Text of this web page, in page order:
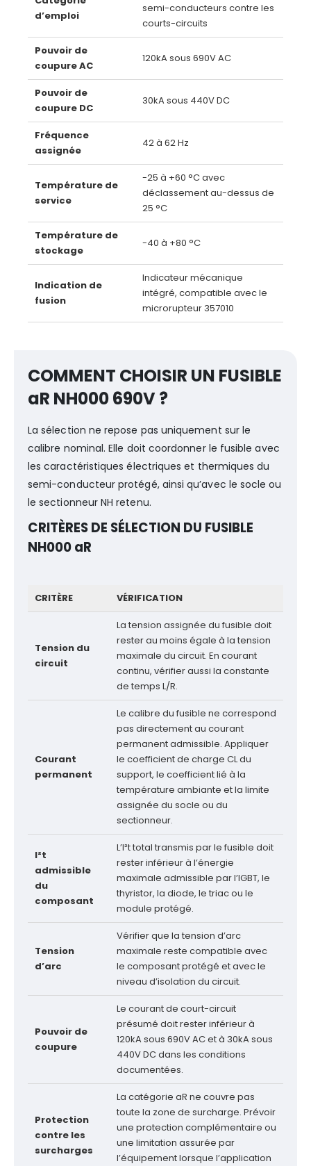
d’emploi
semi-conducteurs contre les
courts-circuits
Pouvoir de
coupure AC
120kA sous 690V AC
Pouvoir de
coupure DC
30kA sous 440V DC
Fréquence
assignée
42 à 62 Hz
Température de
service
-25 à +60 °C avec
déclassement au-dessus de
25 °C
Température de
stockage
-40 à +80 °C
Indication de
fusion
Indicateur mécanique
intégré, compatible avec le
microrupteur 357010
COMMENT CHOISIR UN FUSIBLE
aR NH000 690V ?
La sélection ne repose pas uniquement sur le
calibre nominal. Elle doit coordonner le fusible avec
les caractéristiques électriques et thermiques du
semi-conducteur protégé, ainsi qu’avec le socle ou
le sectionneur NH retenu.
CRITÈRES DE SÉLECTION DU FUSIBLE
NH000 aR
CRITÈRE VÉRIFICATION
Tension du
circuit
La tension assignée du fusible doit
rester au moins égale à la tension
maximale du circuit. En courant
continu, vérifier aussi la constante
de temps L/R.
Courant
permanent
Le calibre du fusible ne correspond
pas directement au courant
permanent admissible. Appliquer
le coefficient de charge CL du
support, le coefficient lié à la
température ambiante et la limite
assignée du socle ou du
sectionneur.
I²t
admissible
du
composant
L’I²t total transmis par le fusible doit
rester inférieur à l’énergie
maximale admissible par l’IGBT, le
thyristor, la diode, le triac ou le
module protégé.
Tension
d’arc
Vérifier que la tension d’arc
maximale reste compatible avec
le composant protégé et avec le
niveau d’isolation du circuit.
Pouvoir de
coupure
Le courant de court-circuit
présumé doit rester inférieur à
120kA sous 690V AC et à 30kA sous
440V DC dans les conditions
documentées.
Protection
contre les
surcharges
La catégorie aR ne couvre pas
toute la zone de surcharge. Prévoir
une protection complémentaire ou
une limitation assurée par
l’équipement lorsque l’application